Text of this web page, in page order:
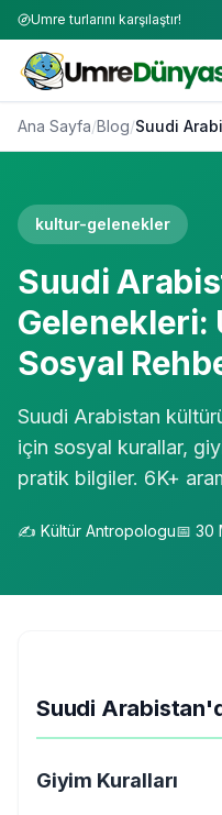
Umre turlarını karşılaştır!
Ana Sayfa/Blog/
kultur-gelenekler
Suudi
Gelenekleri:
Sosyal
Suudi Arabistan
için sosyal kurallar,
pratik bilgiler. 6K+
✍️ Kültür Antropologu📅 30
Suudi
Giyim Kuralları